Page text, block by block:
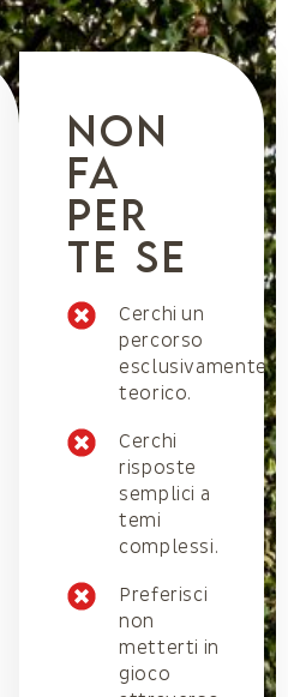
NOn
fa
per
te se
Cerchi un
percorso
esclusivamente
teorico.
Cerchi
risposte
semplici a
temi
complessi.
Preferisci
non
metterti in
gioco